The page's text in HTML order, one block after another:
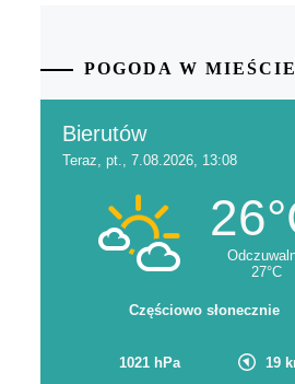
POGODA W MIEŚCIE